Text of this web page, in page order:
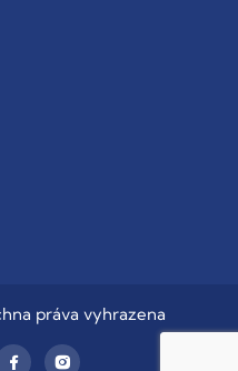
práva vyhrazena